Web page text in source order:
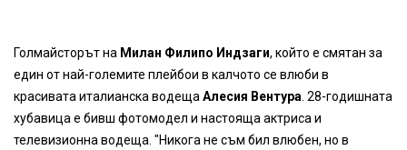
Голмайсторът на Милан Филипо Индзаги, който е смятан за
един от най-големите плейбои в калчото се влюби в
красивата италианска водеща Алесия Вентура . 28-годишната
хубавица е бивш фотомодел и настояща актриса и
телевизионна водеща. "Никога не съм бил влюбен, но в